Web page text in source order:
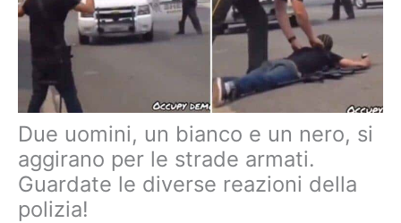
Due uomini, un bianco e un nero, si
aggirano per le strade armati.
Guardate le diverse reazioni della
polizia!